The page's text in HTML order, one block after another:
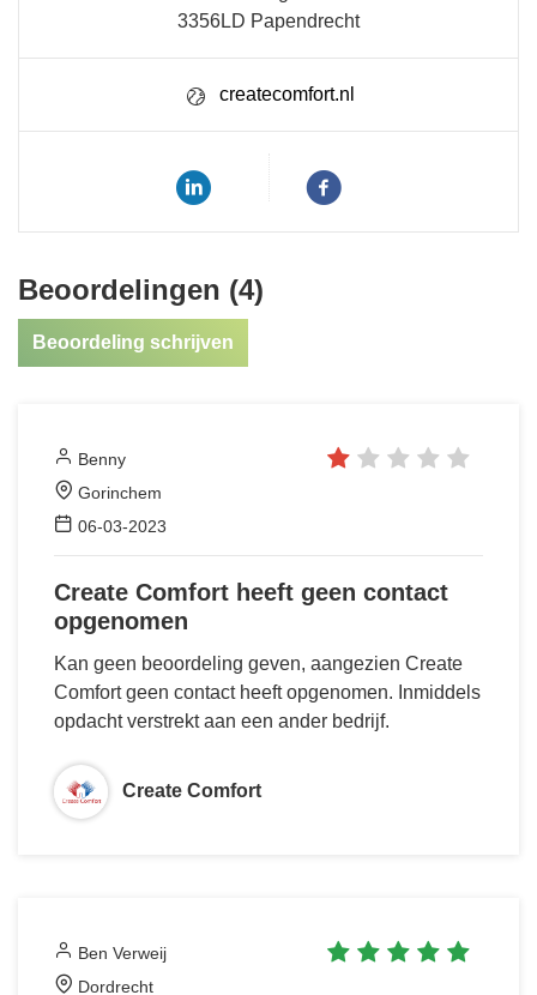
3356LD Papendrecht
createcomfort.nl
Beoordelingen (4)
Beoordeling schrijven
Benny
Gorinchem
06-03-2023
Create Comfort heeft geen contact
opgenomen
Kan geen beoordeling geven, aangezien Create
Comfort geen contact heeft opgenomen. Inmiddels
opdacht verstrekt aan een ander bedrijf.
Create Comfort
Ben Verweij
Dordrecht